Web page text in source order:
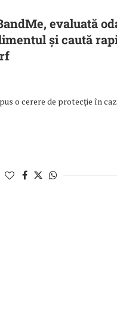
evaluată
și caută
o cerere de protecție în